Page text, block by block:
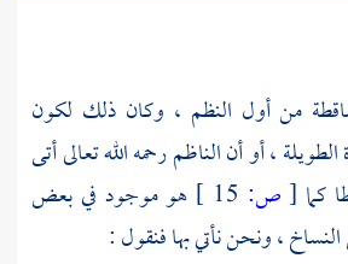
من أول النظم ، وكان ذلك لكون
، أو أنالناظمرحمه الله تعالى أتى
كما [ص:
هو موجود في بعض
، ونحن نأتي بها فنقول :